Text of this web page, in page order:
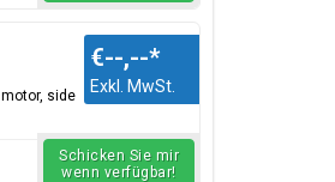
side
€--,--*
Exkl. MwSt.
Schicken Sie mir
wenn verfügbar!